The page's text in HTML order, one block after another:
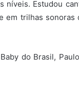
Estudou
em trilhas
do Brasil,